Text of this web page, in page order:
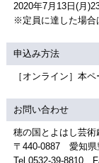
2020年7月13日(月
※定員に達した場合
申込み方法
［オンライン］本
お問い合わせ
穂の国とよはし芸術
〒440-0887 愛知県
Tel.0532-39-8810